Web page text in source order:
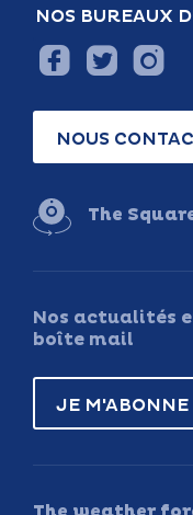
NOS BUREAUX
NOUS
The
Nos actualités
boîte mail
JE M'ABONNE